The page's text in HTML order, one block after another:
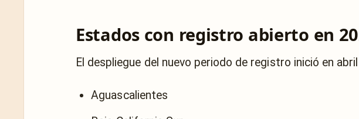
Estados con registro abierto en
El despliegue del nuevo periodo de registro inició en
Aguascalientes